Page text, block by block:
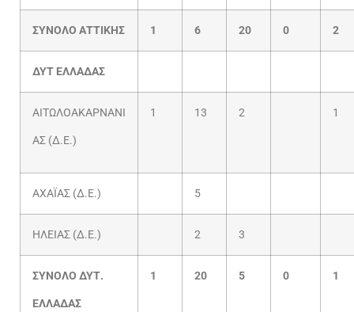
ΣΥΝΟΛΟ ΑΤΤΙΚΗΣ 1 6 20 0 2
ΔΥΤ ΕΛΛΑΔΑΣ
ΑΙΤΩΛΟΑΚΑΡΝΑΝΙ
ΑΣ (Δ.Ε.)
1 13 2 1
ΑΧΑΪΑΣ (Δ.Ε.) 5
ΗΛΕΙΑΣ (Δ.Ε.) 2 3
ΣΥΝΟΛΟ ΔΥΤ.
ΕΛΛΑΔΑΣ
1 20 5 0 1